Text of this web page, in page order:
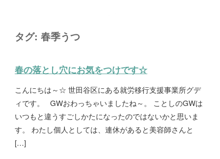
タグ: 春季うつ
春の落とし穴にお気をつけです☆
こんにちは～☆ 世田谷区にある就労移行支援事業所グデ
ィです。 GWおわっちゃいましたね～。 ことしのGWは
いつもと違うすごしかたになったのではないかと思いま
す。 わたし個人としては、連休があると美容師さんと
[…]